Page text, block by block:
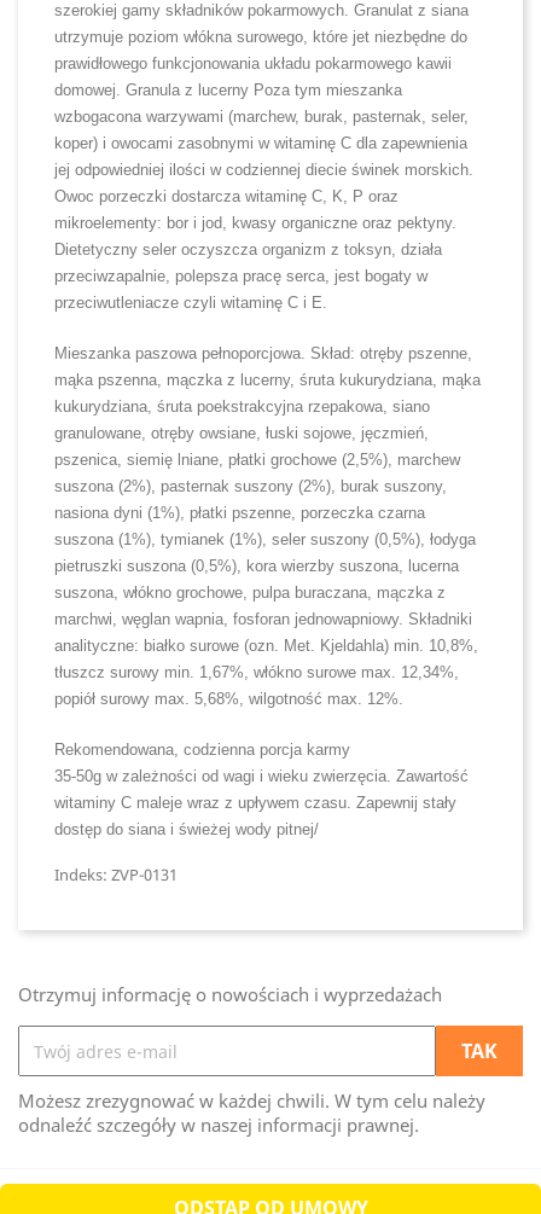
szerokiej gamy składników pokarmowych. Granulat z siana
utrzymuje poziom włókna surowego, które jet niezbędne do
prawidłowego funkcjonowania układu pokarmowego kawii
domowej. Granula z lucerny Poza tym mieszanka
wzbogacona warzywami (marchew, burak, pasternak, seler,
koper) i owocami zasobnymi w witaminę C dla zapewnienia
jej odpowiedniej ilości w codziennej diecie świnek morskich.
Owoc porzeczki dostarcza witaminę C, K, P oraz
mikroelementy: bor i jod, kwasy organiczne oraz pektyny.
Dietetyczny seler oczyszcza organizm z toksyn, działa
przeciwzapalnie, polepsza pracę serca, jest bogaty w
przeciwutleniacze czyli witaminę C i E.
Mieszanka paszowa pełnoporcjowa. Skład: otręby pszenne,
mąka pszenna, mączka z lucerny, śruta kukurydziana, mąka
kukurydziana, śruta poekstrakcyjna rzepakowa, siano
granulowane, otręby owsiane, łuski sojowe, jęczmień,
pszenica, siemię lniane, płatki grochowe (2,5%), marchew
suszona (2%), pasternak suszony (2%), burak suszony,
nasiona dyni (1%), płatki pszenne, porzeczka czarna
suszona (1%), tymianek (1%), seler suszony (0,5%), łodyga
pietruszki suszona (0,5%), kora wierzby suszona, lucerna
suszona, włókno grochowe, pulpa buraczana, mączka z
marchwi, węglan wapnia, fosforan jednowapniowy. Składniki
analityczne: białko surowe (ozn. Met. Kjeldahla) min. 10,8%,
tłuszcz surowy min. 1,67%, włókno surowe max. 12,34%,
popiół surowy max. 5,68%, wilgotność max. 12%.
Rekomendowana, codzienna porcja karmy
35-50g w zależności od wagi i wieku zwierzęcia. Zawartość
witaminy C maleje wraz z upływem czasu. Zapewnij stały
dostęp do siana i świeżej wody pitnej/
Indeks: ZVP-0131
Otrzymuj informację o nowościach i wyprzedażach
Możesz zrezygnować w każdej chwili. W tym celu należy
odnaleźć szczegóły w naszej informacji prawnej.
ODSTĄP OD UMOWY